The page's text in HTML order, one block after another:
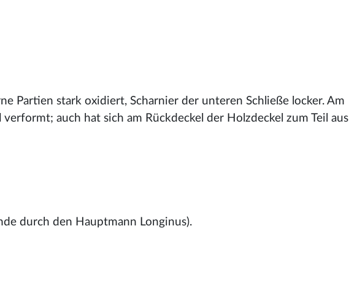
Partien stark oxidiert, Scharnier der unteren Schließe locker. Am
verformt; auch hat sich am Rückdeckel der Holzdeckel zum Teil aus
durch den Hauptmann Longinus).